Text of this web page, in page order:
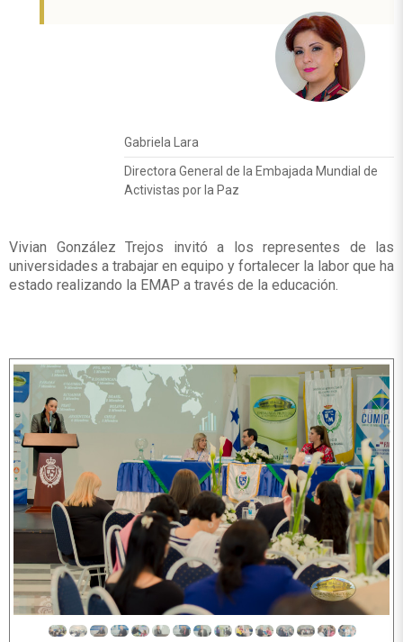
Gabriela Lara
Directora General de la Embajada Mundial de
Activistas por la Paz
Vivian González Trejos invitó a los representes de las
universidades a trabajar en equipo y fortalecer la labor que ha
estado realizando la EMAP a través de la educación.
Anterior